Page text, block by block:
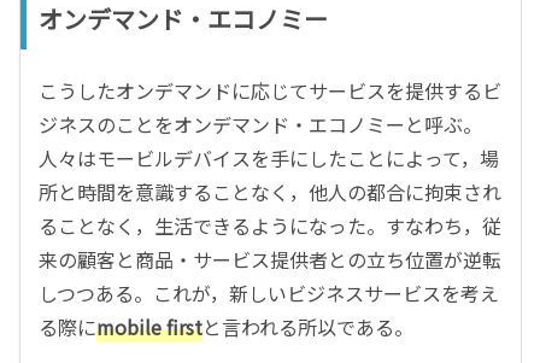
オンデマンド・エコノミー
こうしたオンデマンドに応じてサービスを提供するビ
ジネスのことをオンデマンド・エコノミーと呼ぶ。
人々はモービルデバイスを手にしたことによって，場
所と時間を意識することなく，他人の都合に拘束され
ることなく，生活できるようになった。すなわち，従
来の顧客と商品・サービス提供者との立ち位置が逆転
しつつある。これが，新しいビジネスサービスを考え
る際にmobile firstと言われる所以である。